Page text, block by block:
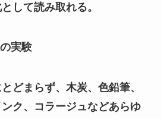
して読み取れる。
実験
どまらず、木炭、色鉛筆、
ク、コラージュなどあらゆ